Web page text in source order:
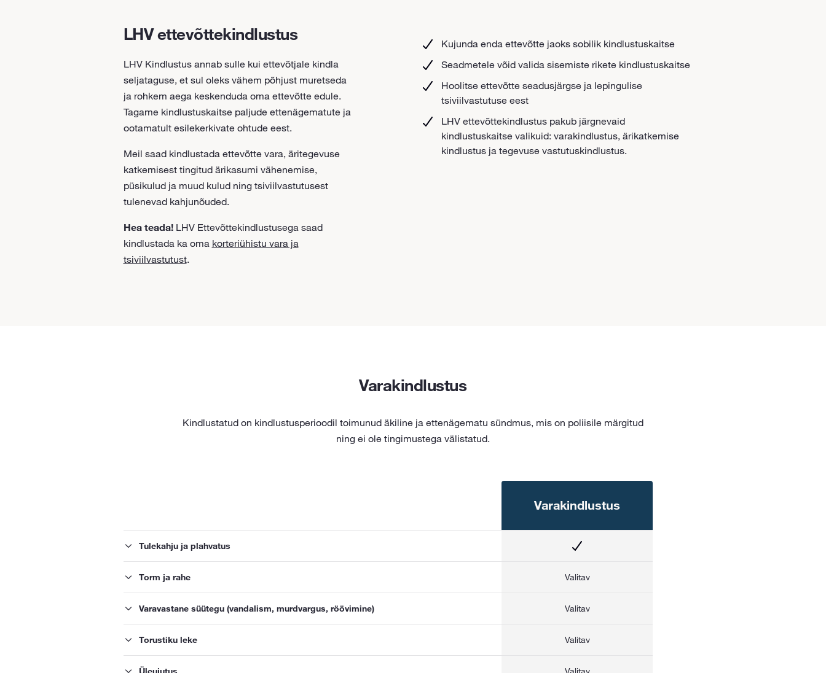
LHV ettevõttekindlustus
LHV Kindlustus annab sulle kui ettevõtjale kindla
seljataguse, et sul oleks vähem põhjust muretseda
ja rohkem aega keskenduda oma ettevõtte edule.
Tagame kindlustuskaitse paljude ettenägematute ja
ootamatult esilekerkivate ohtude eest.
Meil saad kindlustada ettevõtte vara, äritegevuse
katkemisest tingitud ärikasumi vähenemise,
püsikulud ja muud kulud ning tsiviilvastutusest
tulenevad kahjunõuded.
Hea teada!LHV Ettevõttekindlustusega saad
kindlustada ka oma korteriühistu vara ja
tsiviilvastutust.
Kujunda enda ettevõtte jaoks sobilik kindlustuskaitse
Seadmetele võid valida sisemiste rikete kindlustuskaitse
Hoolitse ettevõtte seadusjärgse ja lepingulise
tsiviilvastutuse eest
LHV ettevõttekindlustus pakub järgnevaid
kindlustuskaitse valikuid: varakindlustus, ärikatkemise
kindlustus ja tegevuse vastutuskindlustus.
Varakindlustus
Kindlustatud on kindlustusperioodil toimunud äkiline ja ettenägematu sündmus, mis on poliisile märgitud
ning ei ole tingimustega välistatud.
Varakindlustus
Tulekahju ja plahvatus
Torm ja rahe Valitav
Varavastane süütegu (vandalism, murdvargus, röövimine) Valitav
Torustiku leke Valitav